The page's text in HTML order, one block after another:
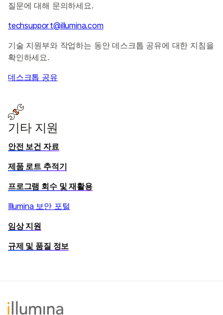
질문에 대해 문의하세요.
techsupport@illumina.com
기술 지원부와 작업하는 동안 데스크톱 공유에 대한 지침을
확인하세요.
데스크톱 공유
기타 지원
안전 보건 자료
제품 로트 추적기
프로그램 회수 및 재활용
Illumina 보안 포털
임상 지원
규제 및 품질 정보